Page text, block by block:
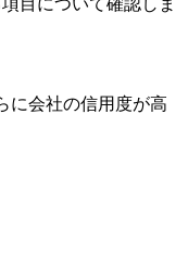
目について確認しま
に会社の信用度が高